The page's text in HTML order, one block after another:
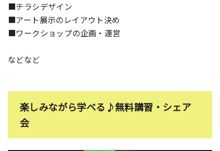
■チラシデザイン
■アート展示のレイアウト決め
■ワークショップの企画・運営
などなど
楽しみながら学べる♪無料講習・シェア
会